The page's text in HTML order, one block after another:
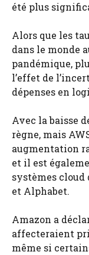
été plus
Alors que les
dans le monde
pandémique,
l’effet de
dépenses en
Avec la baisse
règne, mais
augmentation
et il est
systèmes
et Alphabet.
Amazon a
affecteraient
même si